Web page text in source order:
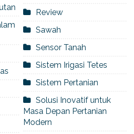
Review
Sawah
Sensor Tanah
Sistem Irigasi Tetes
Sistem Pertanian
Solusi Inovatif untuk
Masa Depan Pertanian
Modern